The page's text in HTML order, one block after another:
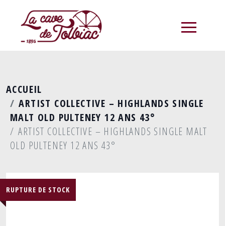
ACCUEIL
ARTIST COLLECTIVE – HIGHLANDS SINGLE
MALT OLD PULTENEY 12 ANS 43°
ARTIST COLLECTIVE – HIGHLANDS SINGLE MALT
OLD PULTENEY 12 ANS 43°
RUPTURE DE STOCK